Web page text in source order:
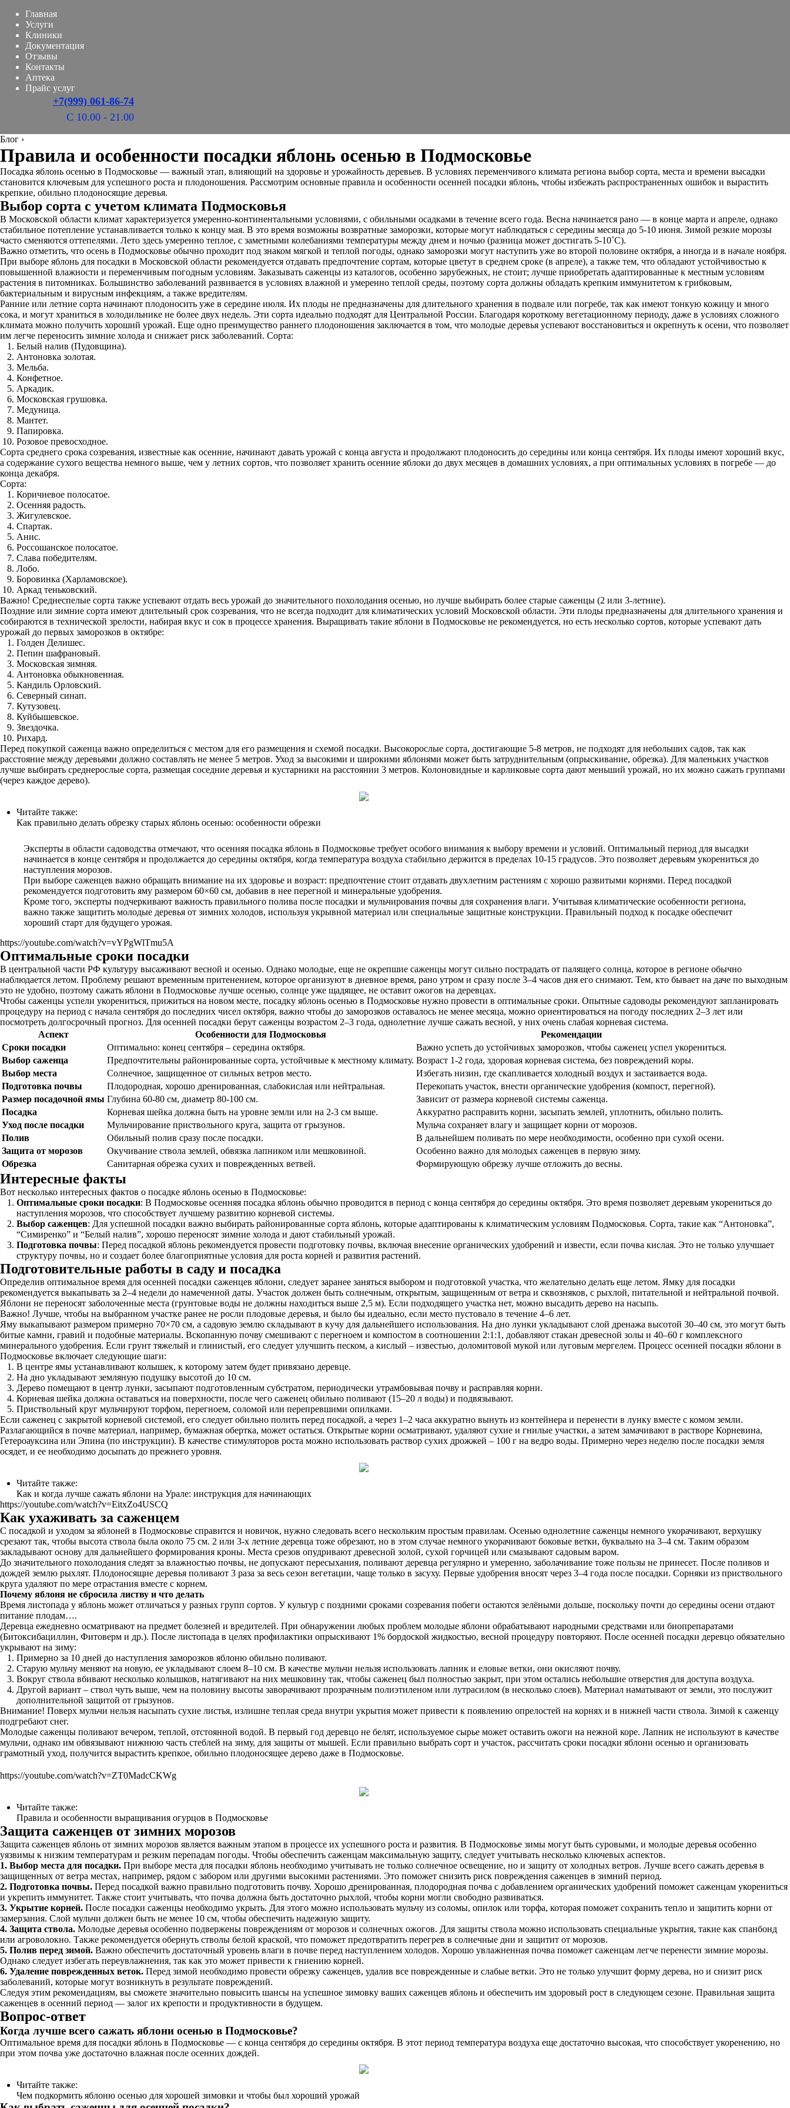
Главная
Услуги
Клиники
Документация
Отзывы
Контакты
Аптека
Прайс услуг
+7(999) 061-86-74
С 10.00 - 21.00
Блог ›
Правила и особенности посадки яблонь осенью в Подмосковье
Посадка яблонь осенью в Подмосковье — важный этап, влияющий на здоровье и урожайность деревьев. В условиях переменчивого климата региона выбор сорта, места и времени высадки
становится ключевым для успешного роста и плодоношения. Рассмотрим основные правила и особенности осенней посадки яблонь, чтобы избежать распространенных ошибок и вырастить
крепкие, обильно плодоносящие деревья.
Выбор сорта с учетом климата Подмосковья
В Московской области климат характеризуется умеренно-континентальными условиями, с обильными осадками в течение всего года. Весна начинается рано — в конце марта и апреле, однако
стабильное потепление устанавливается только к концу мая. В это время возможны возвратные заморозки, которые могут наблюдаться с середины месяца до 5-10 июня. Зимой резкие морозы
часто сменяются оттепелями. Лето здесь умеренно теплое, с заметными колебаниями температуры между днем и ночью (разница может достигать 5-10˚С).
Важно отметить, что осень в Подмосковье обычно проходит под знаком мягкой и теплой погоды, однако заморозки могут наступить уже во второй половине октября, а иногда и в начале ноября.
При выборе яблонь для посадки в Московской области рекомендуется отдавать предпочтение сортам, которые цветут в среднем сроке (в апреле), а также тем, что обладают устойчивостью к
повышенной влажности и переменчивым погодным условиям. Заказывать саженцы из каталогов, особенно зарубежных, не стоит; лучше приобретать адаптированные к местным условиям
растения в питомниках. Большинство заболеваний развивается в условиях влажной и умеренно теплой среды, поэтому сорта должны обладать крепким иммунитетом к грибковым,
бактериальным и вирусным инфекциям, а также вредителям.
Ранние или летние сорта начинают плодоносить уже в середине июля. Их плоды не предназначены для длительного хранения в подвале или погребе, так как имеют тонкую кожицу и много
сока, и могут храниться в холодильнике не более двух недель. Эти сорта идеально подходят для Центральной России. Благодаря короткому вегетационному периоду, даже в условиях сложного
климата можно получить хороший урожай. Еще одно преимущество раннего плодоношения заключается в том, что молодые деревья успевают восстановиться и окрепнуть к осени, что позволяет
им легче переносить зимние холода и снижает риск заболеваний. Сорта:
Белый налив (Пудовщина).
Антоновка золотая.
Мельба.
Конфетное.
Аркадик.
Московская грушовка.
Медуница.
Мантет.
Папировка.
Розовое превосходное.
Сорта среднего срока созревания, известные как осенние, начинают давать урожай с конца августа и продолжают плодоносить до середины или конца сентября. Их плоды имеют хороший вкус,
а содержание сухого вещества немного выше, чем у летних сортов, что позволяет хранить осенние яблоки до двух месяцев в домашних условиях, а при оптимальных условиях в погребе — до
конца декабря.
Сорта:
Коричневое полосатое.
Осенняя радость.
Жигулевское.
Спартак.
Анис.
Россошанское полосатое.
Слава победителям.
Лобо.
Боровинка (Харламовское).
Аркад теньковский.
Важно! Среднеспелые сорта также успевают отдать весь урожай до значительного похолодания осенью, но лучше выбирать более старые саженцы (2 или 3-летние).
Поздние или зимние сорта имеют длительный срок созревания, что не всегда подходит для климатических условий Московской области. Эти плоды предназначены для длительного хранения и
собираются в технической зрелости, набирая вкус и сок в процессе хранения. Выращивать такие яблони в Подмосковье не рекомендуется, но есть несколько сортов, которые успевают дать
урожай до первых заморозков в октябре:
Голден Делишес.
Пепин шафрановый.
Московская зимняя.
Антоновка обыкновенная.
Кандиль Орловский.
Северный синап.
Кутузовец.
Куйбышевское.
Звездочка.
Рихард.
Перед покупкой саженца важно определиться с местом для его размещения и схемой посадки. Высокорослые сорта, достигающие 5-8 метров, не подходят для небольших садов, так как
расстояние между деревьями должно составлять не менее 5 метров. Уход за высокими и широкими яблонями может быть затруднительным (опрыскивание, обрезка). Для маленьких участков
лучше выбирать среднерослые сорта, размещая соседние деревья и кустарники на расстоянии 3 метров. Колоновидные и карликовые сорта дают меньший урожай, но их можно сажать группами
(через каждое дерево).
Читайте также:
Как правильно делать обрезку старых яблонь осенью: особенности обрезки
Эксперты в области садоводства отмечают, что осенняя посадка яблонь в Подмосковье требует особого внимания к выбору времени и условий. Оптимальный период для высадки
начинается в конце сентября и продолжается до середины октября, когда температура воздуха стабильно держится в пределах 10-15 градусов. Это позволяет деревьям укорениться до
наступления морозов.
При выборе саженцев важно обращать внимание на их здоровье и возраст: предпочтение стоит отдавать двухлетним растениям с хорошо развитыми корнями. Перед посадкой
рекомендуется подготовить яму размером 60×60 см, добавив в нее перегной и минеральные удобрения.
Кроме того, эксперты подчеркивают важность правильного полива после посадки и мульчирования почвы для сохранения влаги. Учитывая климатические особенности региона,
важно также защитить молодые деревья от зимних холодов, используя укрывной материал или специальные защитные конструкции. Правильный подход к посадке обеспечит
хороший старт для будущего урожая.
https://youtube.com/watch?v=vYPgWlTmu5A
Оптимальные сроки посадки
В центральной части РФ культуру высаживают весной и осенью. Однако молодые, еще не окрепшие саженцы могут сильно пострадать от палящего солнца, которое в регионе обычно
наблюдается летом. Проблему решают временным притенением, которое организуют в дневное время, рано утром и сразу после 3–4 часов дня его снимают. Тем, кто бывает на даче по выходным
это не удобно, поэтому сажать яблони в Подмосковье лучше осенью, солнце уже щадящее, не оставит ожогов на деревцах.
Чтобы саженцы успели укорениться, прижиться на новом месте, посадку яблонь осенью в Подмосковье нужно провести в оптимальные сроки. Опытные садоводы рекомендуют запланировать
процедуру на период с начала сентября до последних чисел октября, важно чтобы до заморозков оставалось не менее месяца, можно ориентироваться на погоду последних 2–3 лет или
посмотреть долгосрочный прогноз. Для осенней посадки берут саженцы возрастом 2–3 года, однолетние лучше сажать весной, у них очень слабая корневая система.
Аспект
Особенности для Подмосковья
Рекомендации
Сроки посадки
Оптимально: конец сентября – середина октября.
Важно успеть до устойчивых заморозков, чтобы саженец успел укорениться.
Выбор саженца
Предпочтительны районированные сорта, устойчивые к местному климату. Возраст 1-2 года, здоровая корневая система, без повреждений коры.
Выбор места
Солнечное, защищенное от сильных ветров место.
Избегать низин, где скапливается холодный воздух и застаивается вода.
Подготовка почвы
Плодородная, хорошо дренированная, слабокислая или нейтральная.
Перекопать участок, внести органические удобрения (компост, перегной).
Размер посадочной ямы Глубина 60-80 см, диаметр 80-100 см.
Зависит от размера корневой системы саженца.
Посадка
Корневая шейка должна быть на уровне земли или на 2-3 см выше.
Аккуратно расправить корни, засыпать землей, уплотнить, обильно полить.
Уход после посадки
Мульчирование приствольного круга, защита от грызунов.
Мульча сохраняет влагу и защищает корни от морозов.
Полив
Обильный полив сразу после посадки.
В дальнейшем поливать по мере необходимости, особенно при сухой осени.
Защита от морозов
Окучивание ствола землей, обвязка лапником или мешковиной.
Особенно важно для молодых саженцев в первую зиму.
Обрезка
Санитарная обрезка сухих и поврежденных ветвей. Формирующую обрезку лучше отложить до весны.
Интересные факты
Вот несколько интересных фактов о посадке яблонь осенью в Подмосковье:
Оптимальные сроки посадки: В Подмосковье осенняя посадка яблонь обычно проводится в период с конца сентября до середины октября. Это время позволяет деревьям укорениться до
наступления морозов, что способствует лучшему развитию корневой системы.
Выбор саженцев: Для успешной посадки важно выбирать районированные сорта яблонь, которые адаптированы к климатическим условиям Подмосковья. Сорта, такие как “Антоновка”,
“Симиренко” и “Белый налив”, хорошо переносят зимние холода и дают стабильный урожай.
Подготовка почвы: Перед посадкой яблонь рекомендуется провести подготовку почвы, включая внесение органических удобрений и извести, если почва кислая. Это не только улучшает
структуру почвы, но и создает более благоприятные условия для роста корней и развития растений.
Подготовительные работы в саду и посадка
Определив оптимальное время для осенней посадки саженцев яблони, следует заранее заняться выбором и подготовкой участка, что желательно делать еще летом. Ямку для посадки
рекомендуется выкапывать за 2–4 недели до намеченной даты. Участок должен быть солнечным, открытым, защищенным от ветра и сквозняков, с рыхлой, питательной и нейтральной почвой.
Яблони не переносят заболоченные места (грунтовые воды не должны находиться выше 2,5 м). Если подходящего участка нет, можно высадить дерево на насыпь.
Важно! Лучше, чтобы на выбранном участке ранее не росли плодовые деревья, и было бы идеально, если место пустовало в течение 4–6 лет.
Яму выкапывают размером примерно 70×70 см, а садовую землю складывают в кучу для дальнейшего использования. На дно лунки укладывают слой дренажа высотой 30–40 см, это могут быть
битые камни, гравий и подобные материалы. Вскопанную почву смешивают с перегноем и компостом в соотношении 2:1:1, добавляют стакан древесной золы и 40–60 г комплексного
минерального удобрения. Если грунт тяжелый и глинистый, его следует улучшить песком, а кислый – известью, доломитовой мукой или луговым мергелем. Процесс осенней посадки яблони в
Подмосковье включает следующие шаги:
В центре ямы устанавливают колышек, к которому затем будет привязано деревце.
На дно укладывают земляную подушку высотой до 10 см.
Дерево помещают в центр лунки, засыпают подготовленным субстратом, периодически утрамбовывая почву и расправляя корни.
Корневая шейка должна оставаться на поверхности, после чего саженец обильно поливают (15–20 л воды) и подвязывают.
Приствольный круг мульчируют торфом, перегноем, соломой или перепревшими опилками.
Если саженец с закрытой корневой системой, его следует обильно полить перед посадкой, а через 1–2 часа аккуратно вынуть из контейнера и перенести в лунку вместе с комом земли.
Разлагающийся в почве материал, например, бумажная обертка, может остаться. Открытые корни осматривают, удаляют сухие и гнилые участки, а затем замачивают в растворе Корневина,
Гетероауксина или Эпина (по инструкции). В качестве стимуляторов роста можно использовать раствор сухих дрожжей – 100 г на ведро воды. Примерно через неделю после посадки земля
осядет, и ее необходимо досыпать до прежнего уровня.
Читайте также:
Как и когда лучше сажать яблони на Урале: инструкция для начинающих
https://youtube.com/watch?v=EitxZo4USCQ
Как ухаживать за саженцем
С посадкой и уходом за яблоней в Подмосковье справится и новичок, нужно следовать всего нескольким простым правилам. Осенью однолетние саженцы немного укорачивают, верхушку
срезают так, чтобы высота ствола была около 75 см. 2 или 3-х летние деревца тоже обрезают, но в этом случае немного укорачивают боковые ветки, буквально на 3–4 см. Таким образом
закладывают основу для дальнейшего формирования кроны. Места срезов опудривают древесной золой, сухой горчицей или смазывают садовым варом.
До значительного похолодания следят за влажностью почвы, не допускают пересыхания, поливают деревца регулярно и умеренно, заболачивание тоже пользы не принесет. После поливов и
дождей землю рыхлят. Плодоносящие деревья поливают 3 раза за весь сезон вегетации, чаще только в засуху. Первые удобрения вносят через 3–4 года после посадки. Сорняки из приствольного
круга удаляют по мере отрастания вместе с корнем.
Почему яблоня не сбросила листву и что делать
Время листопада у яблонь может отличаться у разных групп сортов. У культур с поздними сроками созревания побеги остаются зелёными дольше, поскольку почти до середины осени отдают
питание плодам….
Деревца ежедневно осматривают на предмет болезней и вредителей. При обнаружении любых проблем молодые яблони обрабатывают народными средствами или биопрепаратами
(Битоксибациллин, Фитоверм и др.). После листопада в целях профилактики опрыскивают 1% бордоской жидкостью, весной процедуру повторяют. После осенней посадки деревцо обязательно
укрывают на зиму:
Примерно за 10 дней до наступления заморозков яблоню обильно поливают.
Старую мульчу меняют на новую, ее укладывают слоем 8–10 см. В качестве мульчи нельзя использовать лапник и еловые ветки, они окисляют почву.
Вокруг ствола вбивают несколько колышков, натягивают на них мешковину так, чтобы саженец был полностью закрыт, при этом остались небольшие отверстия для доступа воздуха.
Другой вариант – ствол чуть выше, чем на половину высоты заворачивают прозрачным полиэтиленом или лутрасилом (в несколько слоев). Материал наматывают от земли, это послужит
дополнительной защитой от грызунов.
Внимание! Поверх мульчи нельзя насыпать сухие листья, излишне теплая среда внутри укрытия может привести к появлению опрелостей на корнях и в нижней части ствола. Зимой к саженцу
подгребают снег.
Молодые саженцы поливают вечером, теплой, отстоянной водой. В первый год деревцо не белят, используемое сырье может оставить ожоги на нежной коре. Лапник не используют в качестве
мульчи, однако им обвязывают нижнюю часть стеблей на зиму, для защиты от мышей. Если правильно выбрать сорт и участок, рассчитать сроки посадки яблони осенью и организовать
грамотный уход, получится вырастить крепкое, обильно плодоносящее дерево даже в Подмосковье.
https://youtube.com/watch?v=ZT0MadcCKWg
Читайте также:
Правила и особенности выращивания огурцов в Подмосковье
Защита саженцев от зимних морозов
Защита саженцев яблонь от зимних морозов является важным этапом в процессе их успешного роста и развития. В Подмосковье зимы могут быть суровыми, и молодые деревья особенно
уязвимы к низким температурам и резким перепадам погоды. Чтобы обеспечить саженцам максимальную защиту, следует учитывать несколько ключевых аспектов.
1. Выбор места для посадки. При выборе места для посадки яблонь необходимо учитывать не только солнечное освещение, но и защиту от холодных ветров. Лучше всего сажать деревья в
защищенных от ветра местах, например, рядом с забором или другими высокими растениями. Это поможет снизить риск повреждения саженцев в зимний период.
2. Подготовка почвы. Перед посадкой важно правильно подготовить почву. Хорошо дренированная, плодородная почва с добавлением органических удобрений поможет саженцам укорениться
и укрепить иммунитет. Также стоит учитывать, что почва должна быть достаточно рыхлой, чтобы корни могли свободно развиваться.
3. Укрытие корней. После посадки саженцы необходимо укрыть. Для этого можно использовать мульчу из соломы, опилок или торфа, которая поможет сохранить тепло и защитить корни от
замерзания. Слой мульчи должен быть не менее 10 см, чтобы обеспечить надежную защиту.
4. Защита ствола. Молодые деревья особенно подвержены повреждениям от морозов и солнечных ожогов. Для защиты ствола можно использовать специальные укрытия, такие как спанбонд
или агроволокно. Также рекомендуется обернуть стволы белой краской, что поможет предотвратить перегрев в солнечные дни и защитит от морозов.
5. Полив перед зимой. Важно обеспечить достаточный уровень влаги в почве перед наступлением холодов. Хорошо увлажненная почва поможет саженцам легче перенести зимние морозы.
Однако следует избегать переувлажнения, так как это может привести к гниению корней.
6. Удаление поврежденных веток. Перед зимой необходимо провести обрезку саженцев, удалив все поврежденные и слабые ветки. Это не только улучшит форму дерева, но и снизит риск
заболеваний, которые могут возникнуть в результате повреждений.
Следуя этим рекомендациям, вы сможете значительно повысить шансы на успешное зимовку ваших саженцев яблонь и обеспечить им здоровый рост в следующем сезоне. Правильная защита
саженцев в осенний период — залог их крепости и продуктивности в будущем.
Вопрос-ответ
Когда лучше всего сажать яблони осенью в Подмосковье?
Оптимальное время для посадки яблонь в Подмосковье — с конца сентября до середины октября. В этот период температура воздуха еще достаточно высокая, что способствует укоренению, но
при этом почва уже достаточно влажная после осенних дождей.
Читайте также:
Чем подкормить яблоню осенью для хорошей зимовки и чтобы был хороший урожай